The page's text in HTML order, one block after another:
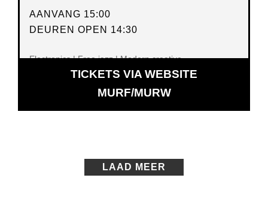
AANVANG 15:00
DEUREN OPEN 14:30
Electronics | Free jazz | Modern creative
TICKETS VIA WEBSITE
MURF/MURWOPENT
IN
LAAD MEER